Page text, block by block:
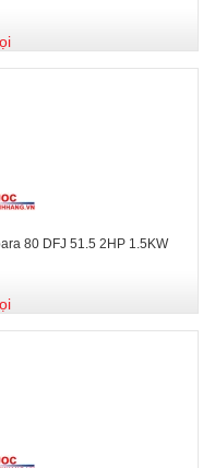
80 DFJ 51.5 2HP 1.5KW